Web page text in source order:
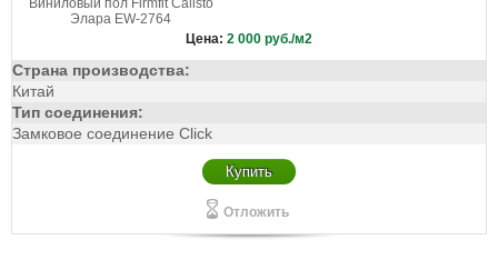
Виниловый пол Firmfit Calisto
Элара EW-2764
Цена: 2 000 руб./м2
Страна производства:
Китай
Тип соединения:
Замковое соединение Click
Купить
Отложить